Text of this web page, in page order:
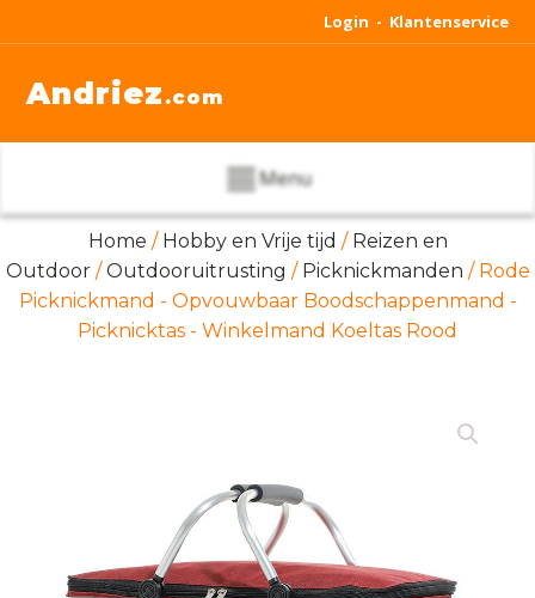
Login - Klantenservice
Andriez .com
Menu
Home / Hobby en Vrije tijd / Reizen en
Outdoor/Outdooruitrusting / Picknickmanden / Rode
Picknickmand - Opvouwbaar Boodschappenmand -
Picknicktas - Winkelmand Koeltas Rood